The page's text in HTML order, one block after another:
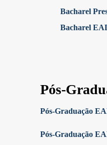
Bacharel
Bacharel
Pós-
Pós-Graduação
Pós-Graduação